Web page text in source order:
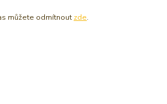
a jiné
můžete odmítnout zde.